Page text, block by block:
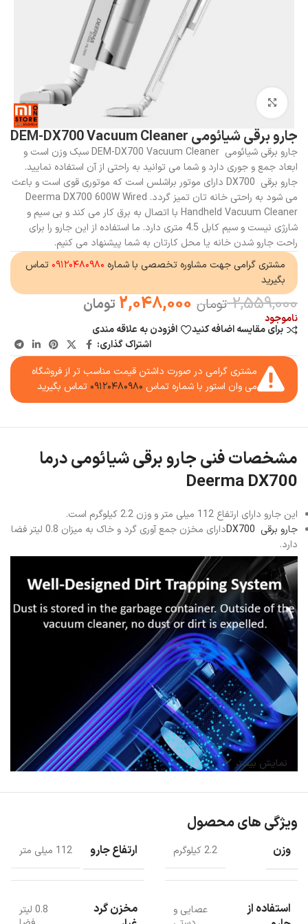
بزرگنمایی تصویر
جارو برقی شیائومی DEM-DX700 Vacuum Cleaner
جارو برقی شیائومی DEM-DX700 Vacuum Cleaner سبک وزن است و
ابعاد جمع و جوری دارد و شما می توانید به راحتی از آن استفاده نمایید.
جارو برقی DX700 دارای موتور براشلس است که موتوری قوی است و باعث
می شود به راحتی خانه تان تمیز گردد. Deerma DX700 600W Wired
Handheld Vacuum Cleaner با اتصال به برق کار می کند و بی سیم و
شارژی نیست و سیم کابل 4.5 متری دارد. ما استفاده از این جارو را برای
راحت جارو شدن خانه یا محل کارتان به شما پیشنهاد می کنیم.
مشتری گرامی جهت مشاوره تخصصی با شماره ۰۹۱۲۰۴۸۰۹۸۰ تماس
بگیرید
2,559,000 تومان 2,048,000 تومان
ناموجود
برای مقایسه اضافه کنید
افزودن به علاقه مندی
اشتراک گذاری:
مشتری گرامی در صورت داشتن قیمت مناسب تر از فروشگاه
می وان استور با شماره تماس ۰۹۱۲۰۴۸۰۹۸۰ تماس بگیرید
مشخصات فنی جارو برقی شیائومی درما
Deerma DX700
این جارو دارای ارتفاع 112 میلی متر و وزن 2.2 کیلوگرم است.
جارو برقی DX700
دارای مخزن جمع آوری گرد و خاک به میزان 0.8 لیتر فضا
دارد.
وات می دهد.
جاروهای شارژی شیائومی قدرت بیشتری دارد.
نمایش بیشتر
ویژگی های محصول
وزن 2.2 کیلوگرم ارتفاع جارو 112 میلی متر
استفاده از
عصایی و
مخزن گرد
0.8 لیتر